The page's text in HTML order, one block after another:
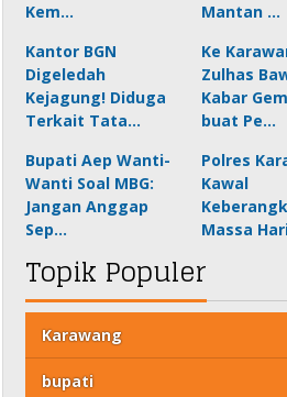
Kem…
Mantan …
Kantor BGN
Digeledah
Kejagung! Diduga
Terkait Tata…
Ke
Zulhas
Kabar
buat Pe…
Bupati Aep Wanti-
Wanti Soal MBG:
Jangan Anggap
Sep…
Polres
Kawal
Massa
Topik Populer
Karawang
bupati